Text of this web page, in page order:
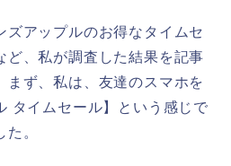
ズアップルのお得なタイムセ
ど、私が調査した結果を記事
まず、私は、友達のスマホを
タイムセール】という感じで
。